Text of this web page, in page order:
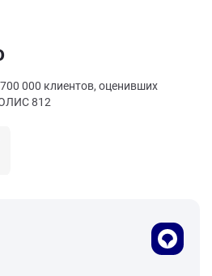
000 клиентов, оценивших
812